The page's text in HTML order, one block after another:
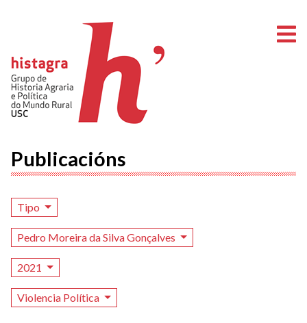
Publicacións
Tipo
Pedro Moreira da Silva Gonçalves
2021
Violencia Política